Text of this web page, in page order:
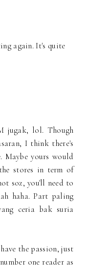
again. It's quite
jugak, lol. Though
I think there's
yours would
stores in term of
soz, you'll need to
haha. Part paling
ceria bak suria
the passion, just
one reader as